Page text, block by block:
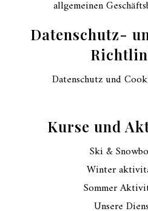
allgemeinen
Datenschutz-
Datenschutz und
Kurse und
Ski &
Winter
Sommer
Unsere